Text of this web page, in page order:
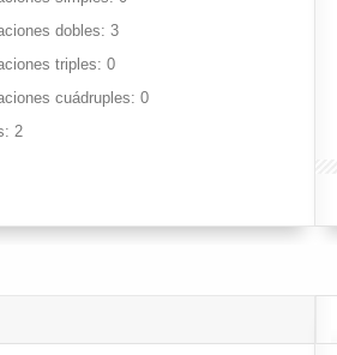
dobles
3
triples
0
cuádruples
0
2